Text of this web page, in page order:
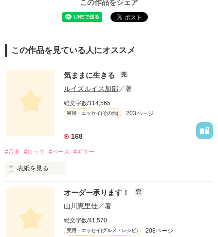
この作品をシェア
この作品を見ている人にオススメ
気ままに生きる 完
ルイズルイス加部 ／著
総文字数/114,565
実用・エッセイ(その他) 203ページ
168
#音楽 #ロック #ベース #ギター
表紙を見る
どういうふうに生きるとかはあまり考えていなかったよ。
自分が楽しいこと、好きなことだけやってきたね。
オーダー承ります！ 完
山川恵里佳／著
総文字数/41,570
実用・エッセイ(グルメ・レシピ) 208ページ